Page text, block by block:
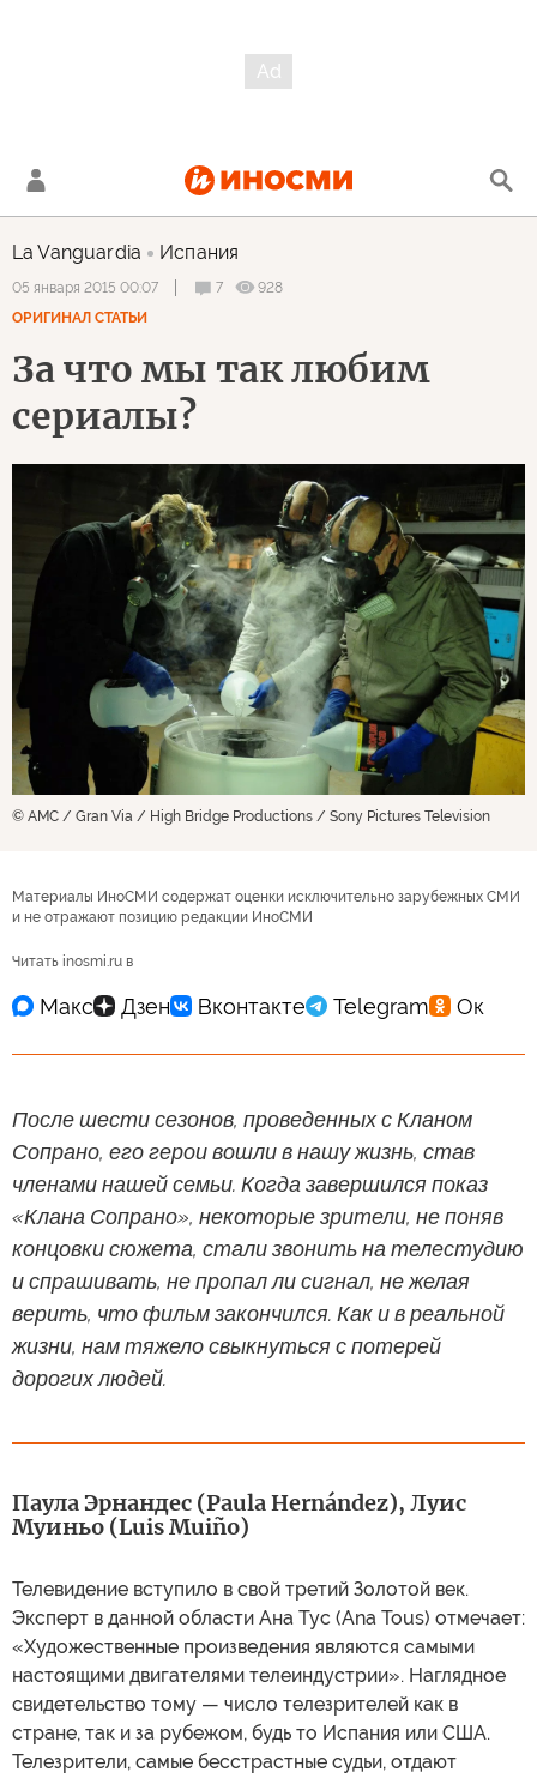
La Vanguardia Испания
05 января 2015 00:07 7
928
ОРИГИНАЛ СТАТЬИ
За что мы так любим
сериалы?
© AMC / Gran Via / High Bridge Productions / Sony Pictures Television
Материалы ИноСМИ содержат оценки исключительно зарубежных СМИ
и не отражают позицию редакции ИноСМИ
Читать inosmi.ru в
После шести сезонов, проведенных с Кланом
Сопрано, его герои вошли в нашу жизнь, став
членами нашей семьи. Когда завершился показ
«Клана Сопрано», некоторые зрители, не поняв
концовки сюжета, стали звонить на телестудию
и спрашивать, не пропал ли сигнал, не желая
верить, что фильм закончился. Как и в реальной
жизни, нам тяжело свыкнуться с потерей
дорогих людей.
Паула Эрнандес (Paula Hernández), Луис
Муиньо (Luis Muiño)
Телевидение вступило в свой третий Золотой век.
Эксперт в данной области Ана Тус (Ana Tous) отмечает:
«Художественные произведения являются самыми
настоящими двигателями телеиндустрии». Наглядное
свидетельство тому — число телезрителей как в
стране, так и за рубежом, будь то Испания или США.
Телезрители, самые бесстрастные судьи, отдают